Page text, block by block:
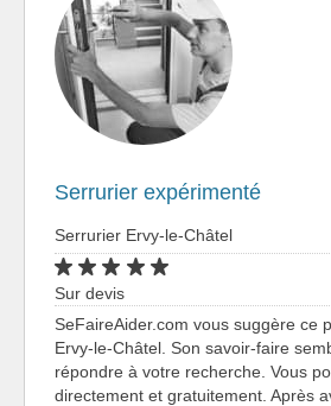
Serrurier expérimenté
Serrurier Ervy-le-Châtel
Sur devis
SeFaireAider.com vous suggère ce
Ervy-le-Châtel. Son savoir-faire
répondre à votre recherche. Vous
directement et gratuitement. Après